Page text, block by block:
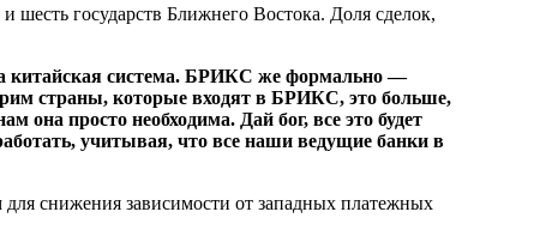
государств Ближнего Востока. Доля сделок,
китайская система. БРИКС же формально —
страны, которые входят в БРИКС, это больше,
она просто необходима. Дай бог, все это будет
учитывая, что все наши ведущие банки в
снижения зависимости от западных платежных